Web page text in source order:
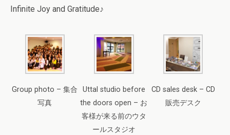
Infinite Joy and Gratitude♪
Group photo – 集合
写真
Uttal studio before
the doors open – お
客様が来る前のウタ
ールスタジオ
CD sales desk – CD
販売デスク